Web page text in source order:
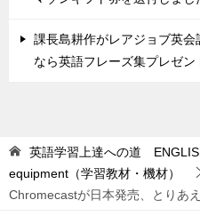
課長島耕作がレアジョブ英
なら英語フレーズ集プレゼン
英語学習上達への道
equipment（学習教材・機材）
Chromecastが日本発売、とりあ